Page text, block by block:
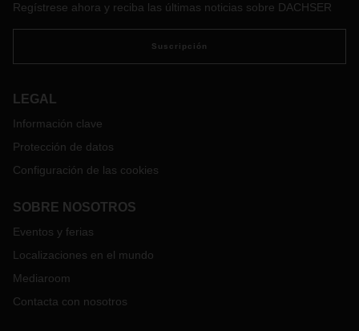
Regístrese ahora y reciba las últimas noticias sobre DACHSER
Suscripción
LEGAL
Información clave
Protección de datos
Configuración de las cookies
SOBRE NOSOTROS
Eventos y ferias
Localizaciones en el mundo
Mediaroom
Contacta con nosotros